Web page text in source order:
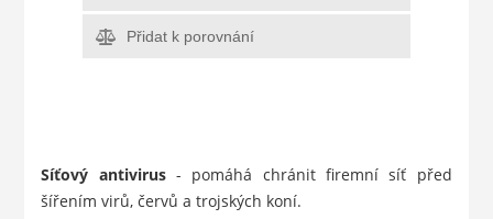
Přidat k porovnání
Síťový antivirus- pomáhá chránit firemní síť před
šířením virů, červů a trojských koní.